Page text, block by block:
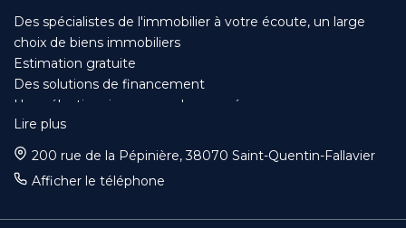
Des spécialistes de l'immobilier à votre écoute, un large
choix de biens immobiliers
Estimation gratuite
Des solutions de financement
Une sélection rigoureuse des acquéreurs
Suivi du compromis jusqu’à l’acte authentique
Mise en avant de votre bien sur de nombreux sites et
magazines spécialisés
Des tarifs préférentiels pour vos diagnostics grâce à nos
Lire plus
200 rue de la Pépinière, 38070 Saint-Quentin-Fallavier
Afficher le téléphone